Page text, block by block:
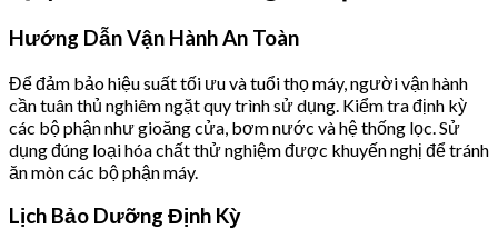
Hướng Dẫn Vận Hành An Toàn
Để đảm bảo hiệu suất tối ưu và tuổi thọ máy, người vận hành
cần tuân thủ nghiêm ngặt quy trình sử dụng. Kiểm tra định kỳ
các bộ phận như gioăng cửa, bơm nước và hệ thống lọc. Sử
dụng đúng loại hóa chất thử nghiệm được khuyến nghị để tránh
ăn mòn các bộ phận máy.
Lịch Bảo Dưỡng Định Kỳ